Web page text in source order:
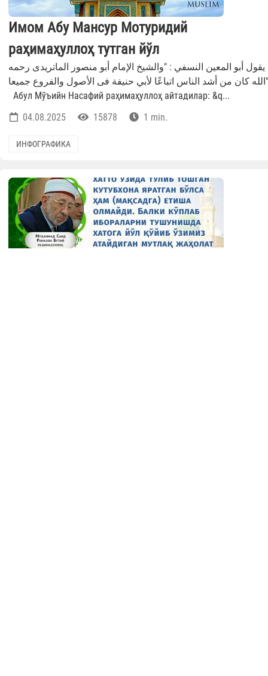
Имом Абу Мансур Мотуридий
раҳимаҳуллоҳ тутган йўл
يقول أبو المعين النسفي : "والشيخ الإمام أبو منصور الماتريدى رحمه
الله كان من أشد الناس اتباعًا لأبي حنيفة فى الأصول والفروع جميعا"
Абул Мўъийн Насафий раҳимаҳуллоҳ айтадилар: &q...
04.08.2025
15878 1 min.
ИНФОГРАФИКА